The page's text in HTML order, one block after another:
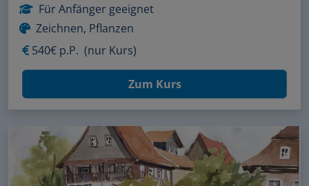
Für Anfänger geeignet
Zeichnen, Pflanzen
540€ p.P. (nur Kurs)
Zum Kurs